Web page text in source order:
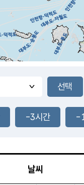
-3시간 -
날씨